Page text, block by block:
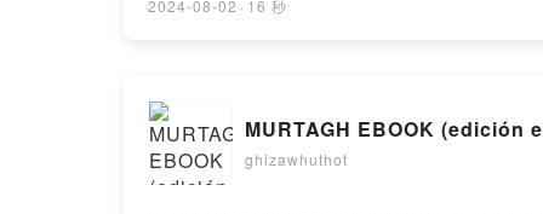
PROGRAMADORES Y CURIOSOS
gratisPowered by Firstory Hosting
2024-08-02 · 16 秒
MURTAGH EBOOK
ghizawhuthot